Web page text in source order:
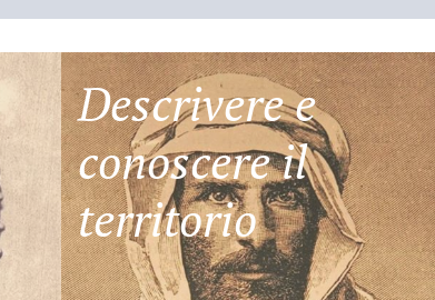
Descrivere e
conoscere il
territorio